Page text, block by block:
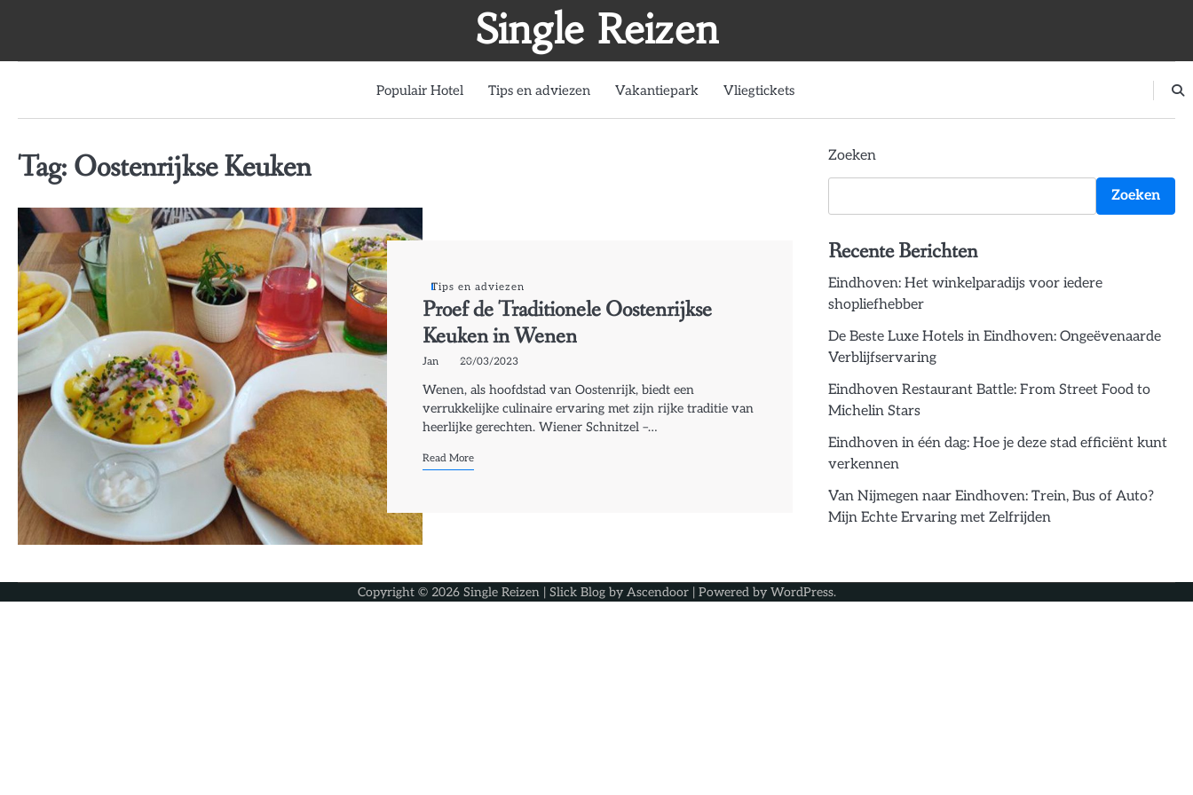
Single Reizen
Populair Hotel Tips en adviezen Vakantiepark Vliegtickets
Tag: Oostenrijkse Keuken
Tips en adviezen
Proef de Traditionele Oostenrijkse
Keuken in Wenen
Jan 20/03/2023
Wenen, als hoofdstad van Oostenrijk, biedt een
verrukkelijke culinaire ervaring met zijn rijke traditie van
heerlijke gerechten. Wiener Schnitzel –…
Read More
Zoeken
Zoeken
Recente Berichten
Eindhoven: Het winkelparadijs voor iedere
shopliefhebber
De Beste Luxe Hotels in Eindhoven: Ongeëvenaarde
Verblijfservaring
Eindhoven Restaurant Battle: From Street Food to
Michelin Stars
Eindhoven in één dag: Hoe je deze stad efficiënt kunt
verkennen
Van Nijmegen naar Eindhoven: Trein, Bus of Auto?
Mijn Echte Ervaring met Zelfrijden
Copyright © 2026 Single Reizen| Slick Blog by Ascendoor| Powered by WordPress.